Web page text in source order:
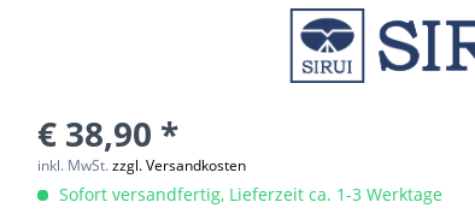
€ 38,90 *
inkl. MwSt.zzgl. Versandkosten
Sofort versandfertig, Lieferzeit ca. 1-3 Werktage